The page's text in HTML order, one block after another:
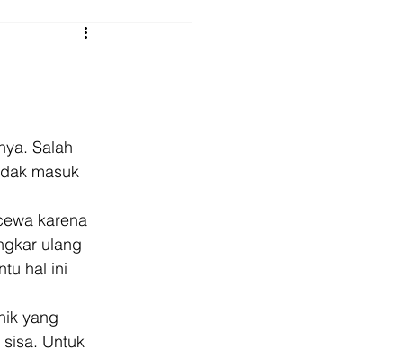
Salah
masuk
karena
ulang
hal ini
yang
Untuk